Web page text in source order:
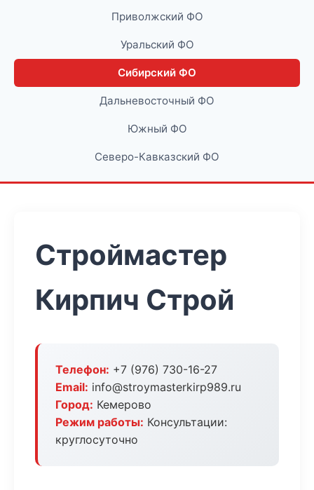
Приволжский ФО
Уральский ФО
Сибирский ФО
Дальневосточный ФО
Южный ФО
Северо-Кавказский ФО
Строймастер
Кирпич Строй
Телефон: +7 (976) 730-16-27
Email: info@stroymasterkirp989.ru
Город: Кемерово
Режим работы: Консультации:
круглосуточно